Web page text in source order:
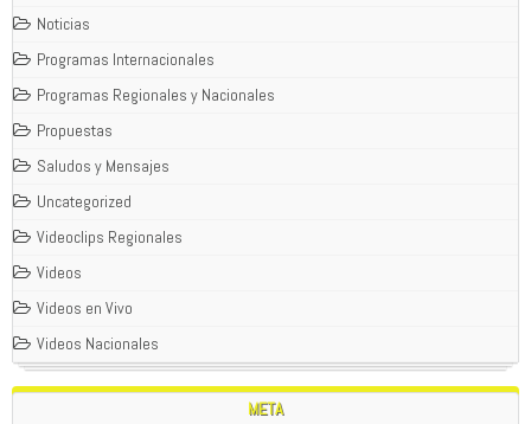
Noticias
Programas Internacionales
Programas Regionales y Nacionales
Propuestas
Saludos y Mensajes
Uncategorized
Videoclips Regionales
Videos
Videos en Vivo
Videos Nacionales
META